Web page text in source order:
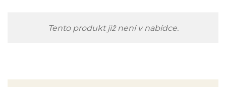
Tento produkt již není v nabídce.